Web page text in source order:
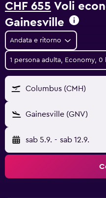
CHF 655 Voli
Gainesville
Andata e ritorno
1 persona adulta, Economy, 0
Columbus (CMH)
Gainesville (GNV)
sab 5.9. - sab 12.9.